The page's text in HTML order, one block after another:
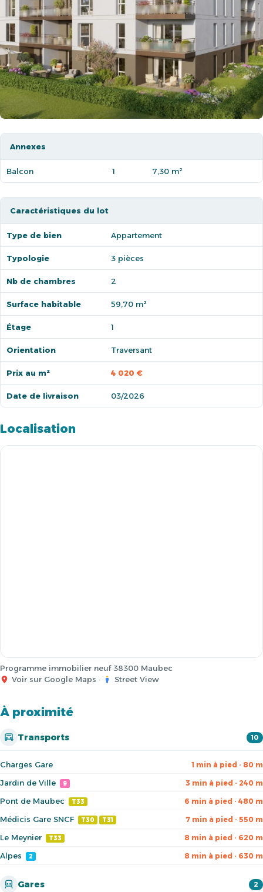
Annexes
Balcon 1 7,30 m²
Caractéristiques du lot
Type de bien Appartement
Typologie 3 pièces
Nb de chambres 2
Surface habitable 59,70 m²
Étage 1
Orientation Traversant
Prix au m² 4 020 €
Date de livraison 03/2026
Localisation
Programme immobilier neuf 38300 Maubec
Voir sur Google Maps · Street View
À proximité
Transports 10
Charges Gare 1 min à pied · 80 m
Jardin de Ville 9 3 min à pied · 240 m
Pont de Maubec T33 6 min à pied · 480 m
Médicis Gare SNCF T30 T31 7 min à pied · 550 m
Le Meynier T33 8 min à pied · 620 m
Alpes 2 8 min à pied · 630 m
Gares 2